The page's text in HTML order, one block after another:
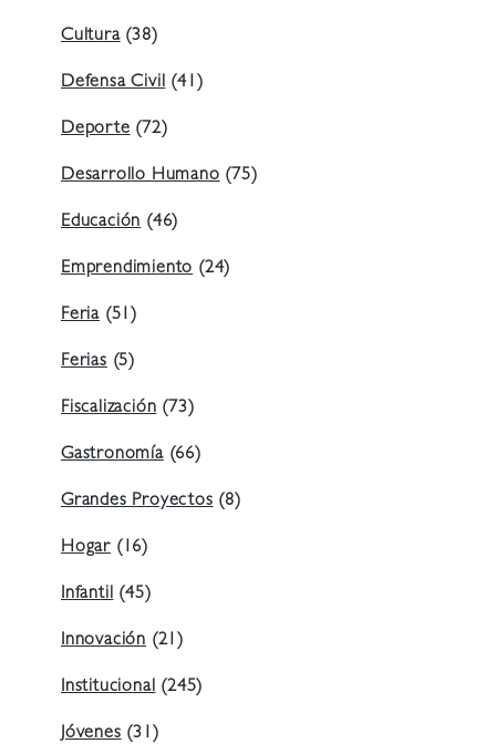
Cultura(38)
Defensa Civil (41)
Deporte (72)
Desarrollo Humano (75)
Educación (46)
Emprendimiento (24)
Feria (51)
Ferias (5)
Fiscalización (73)
Gastronomía(66)
Grandes Proyectos (8)
Hogar (16)
Infantil (45)
Innovación (21)
Institucional (245)
Jóvenes (31)